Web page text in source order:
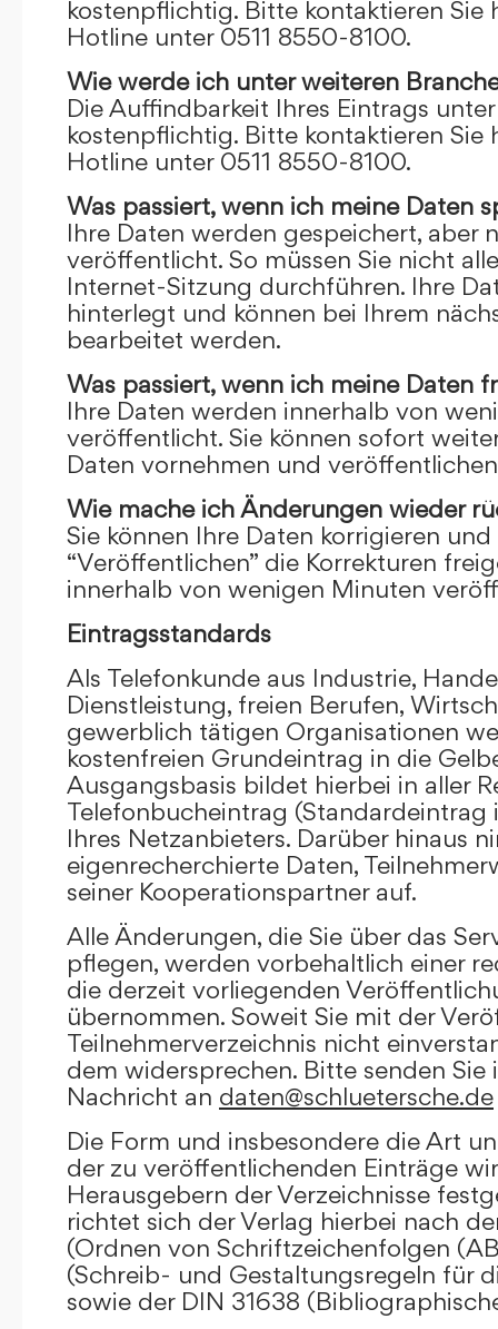
kostenpflichtig. Bitte kontaktieren Sie
Hotline unter 0511 8550-8100.
Wie werde ich unter weiteren
Die Auffindbarkeit Ihres Eintrags
kostenpflichtig. Bitte kontaktieren Sie
Hotline unter 0511 8550-8100.
Was passiert, wenn ich meine Daten
Ihre Daten werden gespeichert, aber
veröffentlicht. So müssen Sie nicht
Internet-Sitzung durchführen. Ihre
hinterlegt und können bei Ihrem
bearbeitet werden.
Was passiert, wenn ich meine Daten
Ihre Daten werden innerhalb von
veröffentlicht. Sie können sofort
Daten vornehmen und
Wie mache ich Änderungen wieder
Sie können Ihre Daten korrigieren
“Veröffentlichen” die Korrekturen
innerhalb von wenigen Minuten
Eintragsstandards
Als Telefonkunde aus Industrie,
Dienstleistung, freien Berufen,
gewerblich tätigen Organisationen
kostenfreien Grundeintrag in die
Ausgangsbasis bildet hierbei in aller
Telefonbucheintrag (Standardeintrag
Ihres Netzanbieters. Darüber hinaus
eigenrecherchierte Daten,
seiner Kooperationspartner auf.
Alle Änderungen, die Sie über das
pflegen, werden vorbehaltlich einer
die derzeit vorliegenden
übernommen. Soweit Sie mit der
Teilnehmerverzeichnis nicht
dem widersprechen. Bitte senden Sie
Nachricht an daten@schluetersche.de
Die Form und insbesondere die Art
der zu veröffentlichenden Einträge
Herausgebern der Verzeichnisse
richtet sich der Verlag hierbei nach
(Ordnen von Schriftzeichenfolgen
(Schreib- und Gestaltungsregeln für
sowie der DIN 31638